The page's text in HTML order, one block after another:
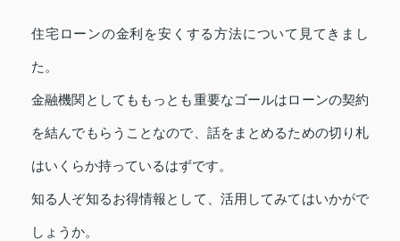
住宅ローンの金利を安くする方法について見てきまし
た。
金融機関としてももっとも重要なゴールはローンの契約
を結んでもらうことなので、話をまとめるための切り札
はいくらか持っているはずです。
知る人ぞ知るお得情報として、活用してみてはいかがで
しょうか。